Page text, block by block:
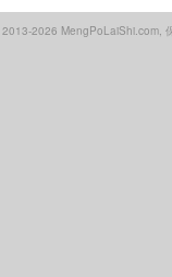
2013-2026 MengPoLaiShi.com,